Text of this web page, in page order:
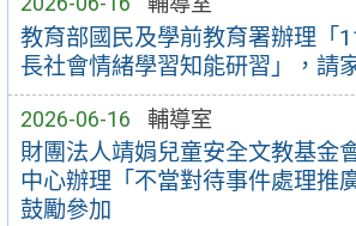
教育部國民及學前教育署辦理「
長社會情緒學習知能研習」，請
2026-06-16 輔導室
財團法人靖娟兒童安全文教基金
中心辦理「不當對待事件處理推
鼓勵參加